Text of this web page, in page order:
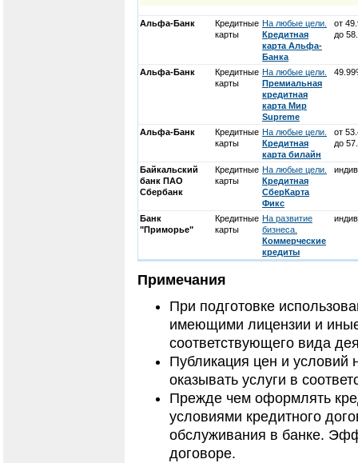
Альфа-Банк
Кредитные
карты
На любые цели.
Кредитная
карта Альфа-
Банка
от
до
Альфа-Банк
Кредитные
карты
На любые цели.
Премиальная
кредитная
карта Мир
Supreme
Альфа-Банк
Кредитные
карты
На любые цели.
Кредитная
карта билайн
от
до
Байкальский
банк ПАО
Сбербанк
Кредитные
карты
На любые цели.
Кредитная
СберКарта
Фикс
Банк
"Приморье"
Кредитные
карты
На развитие
бизнеса.
Коммерческие
кредиты
Примечания
При подготовке
имеющими лицензии и
соответствующего вида
Публикация цен и условий
оказывать услуги в
Прежде чем оформлять
условиями кредитного
обслуживания в банке.
договоре.